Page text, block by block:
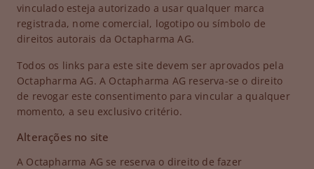
vinculado esteja autorizado a usar qualquer marca
registrada, nome comercial, logotipo ou símbolo de
direitos autorais da Octapharma AG.
Todos os links para este site devem ser aprovados pela
Octapharma AG. A Octapharma AG reserva-se o direito
de revogar este consentimento para vincular a qualquer
momento, a seu exclusivo critério.
Alterações no site
A Octapharma AG se reserva o direito de fazer